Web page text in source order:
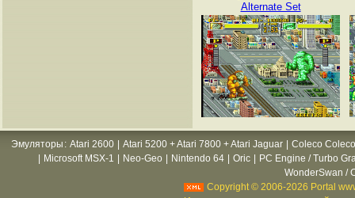
Alternate Set
Эмуляторы : Atari 2600 Atari 5200 + Atari 7800 + Atari Jaguar
Coleco
Microsoft MSX-1 Neo-Geo Nintendo 64 Oric
PC Engine / Turbo
WonderSwan /
Copyright © 2006-2026 Portal